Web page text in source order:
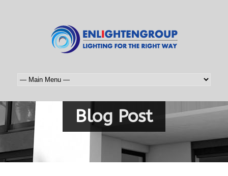
Blog Post